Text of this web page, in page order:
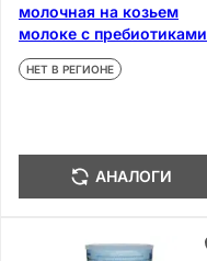
молочная на козьем
молоке с пребиотиками
для детей 6-12 месяцев
400 г
НЕТ В РЕГИОНЕ
АНАЛОГИ